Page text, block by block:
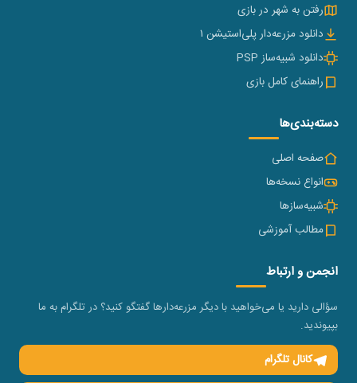
رفتن به شهر در بازی
دانلود مزرعه‌دار پلی‌استیشن ۱
دانلود شبیه‌ساز PSP
راهنمای کامل بازی
دسته‌بندی‌ها
صفحه اصلی
انواع نسخه‌ها
شبیه‌سازها
مطالب آموزشی
انجمن و ارتباط
سؤالی دارید یا می‌خواهید با دیگر مزرعه‌دارها گفتگو کنید؟ در تلگرام به ما
بپیوندید.
کانال تلگرام